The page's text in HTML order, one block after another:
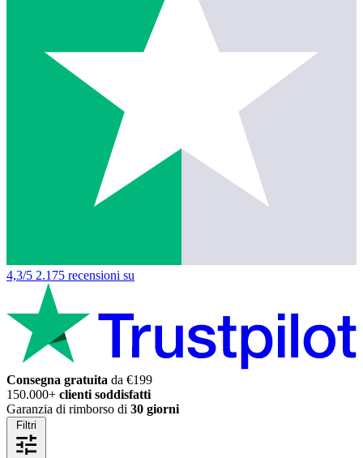
4,3/5 2.175 recensioni su
Consegna gratuita da €199
150.000+ clienti soddisfatti
Garanzia di rimborso di 30 giorni
Filtri